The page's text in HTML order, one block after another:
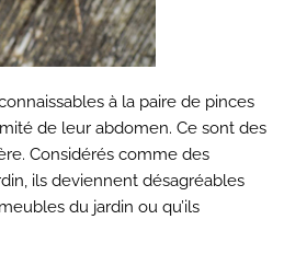
à la paire de pinces
de leur abdomen. Ce sont des
Considérés comme des
ils deviennent désagréables
du jardin ou qu’ils